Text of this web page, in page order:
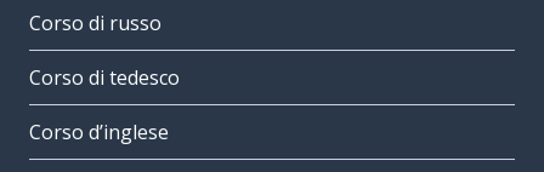
Corso di russo
Corso di tedesco
Corso d’inglese